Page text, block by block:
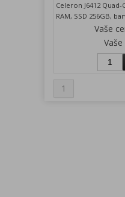
Celeron J6412 Quad-
RAM, SSD 256GB,
Vaše
1